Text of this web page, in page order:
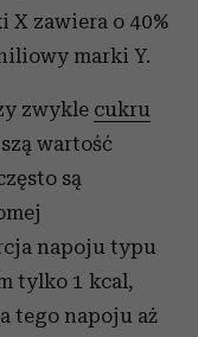
zawiera o 40%
marki Y.
zwykle cukru
wartość
są
napoju typu
tylko 1 kcal,
tego napoju aż